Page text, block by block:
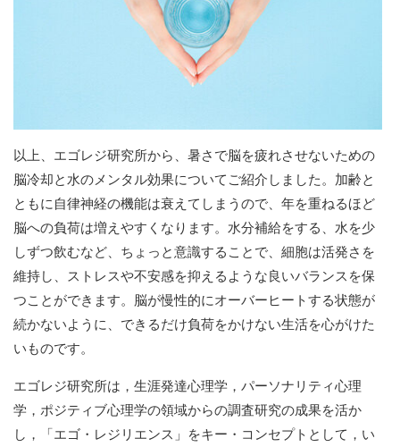
以上、エゴレジ研究所から、暑さで脳を疲れさせないための
脳冷却と水のメンタル効果についてご紹介しました。加齢と
ともに自律神経の機能は衰えてしまうので、年を重ねるほど
脳への負荷は増えやすくなります。水分補給をする、水を少
しずつ飲むなど、ちょっと意識することで、細胞は活発さを
維持し、ストレスや不安感を抑えるような良いバランスを保
つことができます。脳が慢性的にオーバーヒートする状態が
続かないように、できるだけ負荷をかけない生活を心がけた
いものです。
エゴレジ研究所は，生涯発達心理学，パーソナリティ心理
学，ポジティブ心理学の領域からの調査研究の成果を活か
し，「エゴ・レジリエンス」をキー・コンセプトとして，い